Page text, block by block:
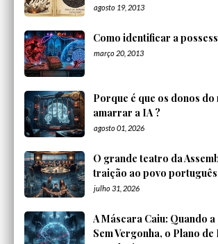
agosto 19, 2013
Como identificar a
março 20, 2013
Porque é que os donos
amarrar a IA ?
agosto 01, 2026
O grande teatro da
traição ao povo
julho 31, 2026
A Máscara Caiu: Quando
Sem Vergonha, o Plano de